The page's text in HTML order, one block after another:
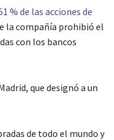
% de las acciones de
la compañía prohibió el
con los bancos
que designó a un
de todo el mundo y